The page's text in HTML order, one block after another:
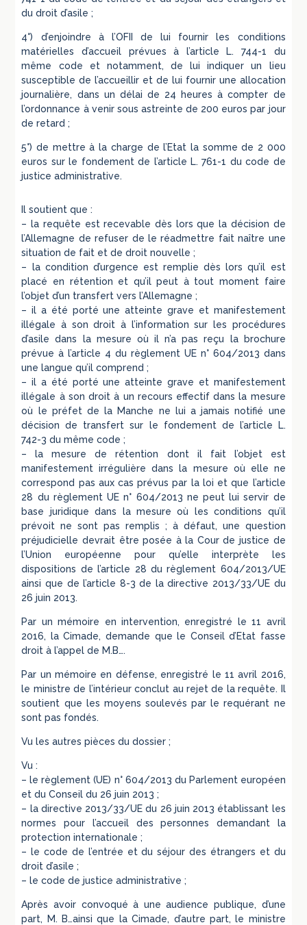
du droit d’asile ;
4°) d’enjoindre à l’OFII de lui fournir les conditions
matérielles d’accueil prévues à l’article L. 744-1 du
même code et notamment, de lui indiquer un lieu
susceptible de l’accueillir et de lui fournir une allocation
journalière, dans un délai de 24 heures à compter de
l’ordonnance à venir sous astreinte de 200 euros par jour
de retard ;
5°) de mettre à la charge de l’Etat la somme de 2 000
euros sur le fondement de l’article L. 761-1 du code de
justice administrative.
Il soutient que :
– la requête est recevable dès lors que la décision de
l’Allemagne de refuser de le réadmettre fait naître une
situation de fait et de droit nouvelle ;
– la condition d’urgence est remplie dès lors qu’il est
placé en rétention et qu’il peut à tout moment faire
l’objet d’un transfert vers l’Allemagne ;
– il a été porté une atteinte grave et manifestement
illégale à son droit à l’information sur les procédures
d’asile dans la mesure où il n’a pas reçu la brochure
prévue à l’article 4 du règlement UE n° 604/2013 dans
une langue qu’il comprend ;
– il a été porté une atteinte grave et manifestement
illégale à son droit à un recours effectif dans la mesure
où le préfet de la Manche ne lui a jamais notifié une
décision de transfert sur le fondement de l’article L.
742-3 du même code ;
– la mesure de rétention dont il fait l’objet est
manifestement irrégulière dans la mesure où elle ne
correspond pas aux cas prévus par la loi et que l’article
28 du règlement UE n° 604/2013 ne peut lui servir de
base juridique dans la mesure où les conditions qu’il
prévoit ne sont pas remplis ; à défaut, une question
préjudicielle devrait être posée à la Cour de justice de
l’Union européenne pour qu’elle interprète les
dispositions de l’article 28 du règlement 604/2013/UE
ainsi que de l’article 8-3 de la directive 2013/33/UE du
26 juin 2013.
Par un mémoire en intervention, enregistré le 11 avril
2016, la Cimade, demande que le Conseil d’Etat fasse
droit à l’appel de M.B….
Par un mémoire en défense, enregistré le 11 avril 2016,
le ministre de l’intérieur conclut au rejet de la requête. Il
soutient que les moyens soulevés par le requérant ne
sont pas fondés.
Vu les autres pièces du dossier ;
Vu :
– le règlement (UE) n° 604/2013 du Parlement européen
et du Conseil du 26 juin 2013 ;
– la directive 2013/33/UE du 26 juin 2013 établissant les
normes pour l’accueil des personnes demandant la
protection internationale ;
– le code de l’entrée et du séjour des étrangers et du
droit d’asile ;
– le code de justice administrative ;
Après avoir convoqué à une audience publique, d’une
part, M. B…ainsi que la Cimade, d’autre part, le ministre